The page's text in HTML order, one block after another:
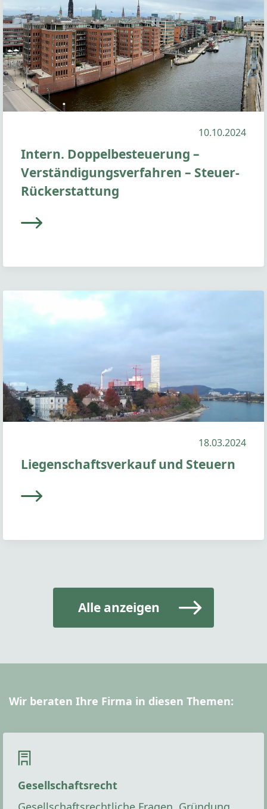
10.10.2024
Intern. Doppelbesteuerung –
Verständigungsverfahren – Steuer-
Rückerstattung
18.03.2024
Liegenschaftsverkauf und Steuern
Alle anzeigen
Wir beraten Ihre Firma in diesen Themen:
Gesellschaftsrecht